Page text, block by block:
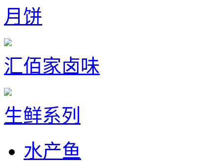
月饼
汇佰家卤味
生鲜系列
水产鱼